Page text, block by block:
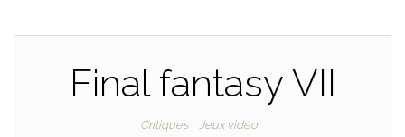
Final fantasy VII
Critiques Jeux vidéo